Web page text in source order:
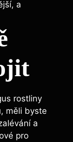
a
rostliny
měli byste
a
pro